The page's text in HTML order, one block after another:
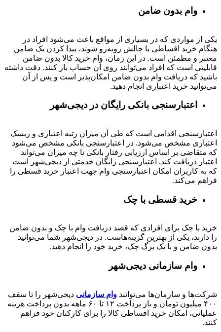
وام بدون ضامن
یکی از مواردی که در بسیاری از مواقع باعث می‌شود افراد در
هنگام خرید اقساطی با چالش روبه‌رو شوند، پیدا کردن یک ضامن
معتبر و مطمئن است. در این زمان، وام خرید کالا بدون ضامن
قابلیتی است که افراد می‌توانند روی آن حساب باز کنند. دقت داشته
باشید که دریافت وام بدون ضامن امکان‌پذیر است و پس از آن
می‌توانید خرید اعتباری انجام دهید.
اعتبارسنجی بانکی رایگان در دیجی‌شهر
اعتبارسنجی اقدامی است که طی آن میزان رتبه اعتباری و ریسک
اعتباری مشخص می‌شود. در اعتبارسنجی بانکی مشخص می‌شود
که متقاضی بر اساس ارزیابی رفتار بانکی تا چه میزان می‌تواند
اعتبار دریافت کند. اعتبارسنجی رایگان خدمتی از دیجی‌شهر است
که به کاربران امکان اعتبارسنجی وام جهت اعتبار خرید قسطی را
فراهم می‌کند.
خرید قسطی با چک
خرید با چک برای افرادی که قصد دریافت وام با چک و بدون ضامن
را دارند، یکی از بهترین گزینه‌هاست. در دیجی‌شهر شما می‌توانید
بدون ضامن و با یک برگ چک، خرید خود را انجام دهید.
وام سازمانی دیجی‌شهر
شرکت‌ها و سازمان‌ها می‌توانند وام سازمانی دیجی‌شهر را تا سقف
۴۰۰ میلیون تومان و باز پرداخت ۱۲ تا ۶۰
ماهه بدون پرداخت هزینه
عملیاتی، امکان خرید اقساطی کالا را برای کارکنان خود فراهم
کنند.